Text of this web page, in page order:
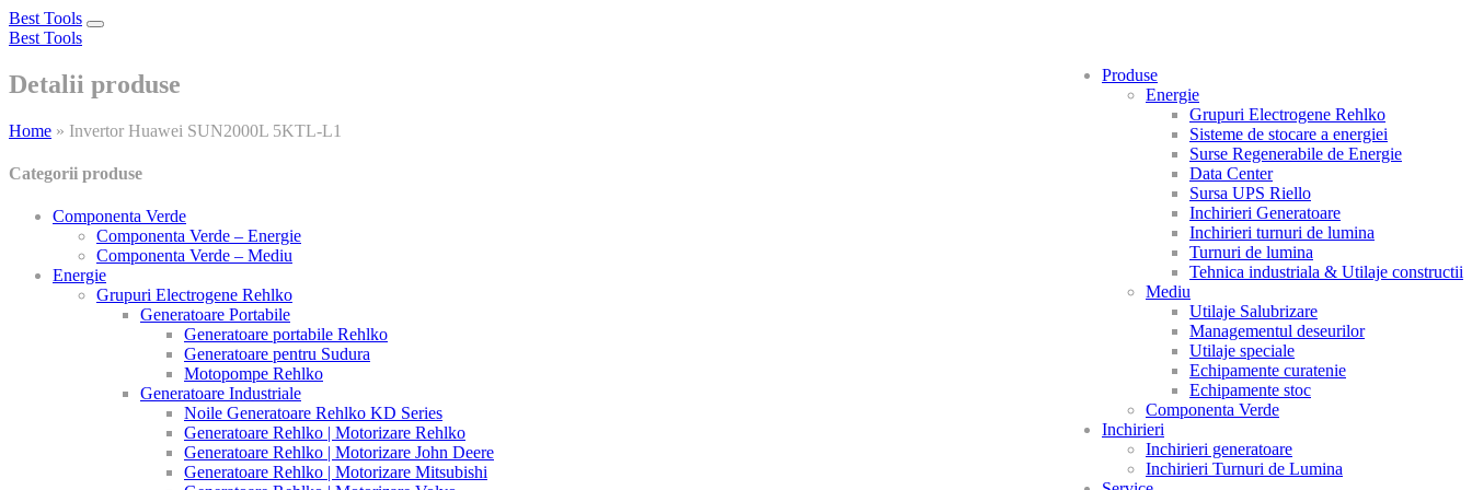
Best Tools
Toggle
Best Tools
Produse
Energie
Grupuri Electrogene Rehlko
Sisteme de stocare a energiei
Surse Regenerabile de Energie
Data Center
Sursa UPS Riello
Inchirieri Generatoare
Inchirieri turnuri de lumina
Turnuri de lumina
Tehnica industriala & Utilaje constructii
Mediu
Utilaje Salubrizare
Managementul deseurilor
Utilaje speciale
Echipamente curatenie
Echipamente stoc
Componenta Verde
Inchirieri
Inchirieri generatoare
Inchirieri Turnuri de Lumina
Detalii produse
Home » Invertor Huawei SUN2000L 5KTL-L1
Categorii produse
Componenta Verde
Componenta Verde – Energie
Componenta Verde – Mediu
Energie
Grupuri Electrogene Rehlko
Generatoare Portabile
Generatoare portabile Rehlko
Generatoare pentru Sudura
Motopompe Rehlko
Generatoare Industriale
Noile Generatoare Rehlko KD Series
Generatoare Rehlko | Motorizare Rehlko
Generatoare Rehlko | Motorizare John Deere
Generatoare Rehlko | Motorizare Mitsubishi